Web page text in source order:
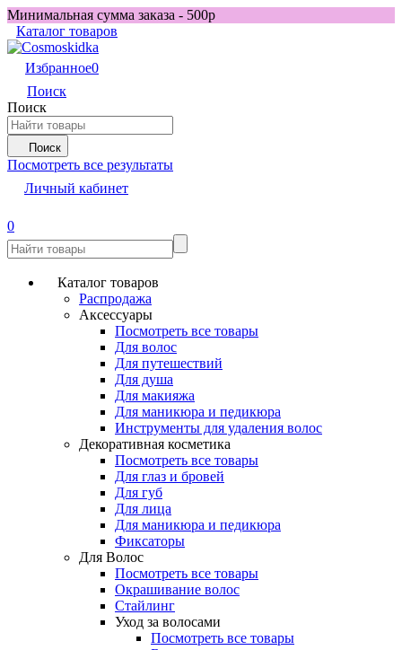
Минимальная сумма заказа - 500р
Каталог товаров
Избранное0
Поиск
Поиск
Поиск
Посмотреть все результаты
Личный кабинет
0
Каталог товаров
Распродажа
Аксессуары
Посмотреть все товары
Для волос
Для путешествий
Для душа
Для макияжа
Для маникюра и педикюра
Инструменты для удаления волос
Декоративная косметика
Посмотреть все товары
Для глаз и бровей
Для губ
Для лица
Для маникюра и педикюра
Фиксаторы
Для Волос
Посмотреть все товары
Окрашивание волос
Стайлинг
Уход за волосами
Посмотреть все товары